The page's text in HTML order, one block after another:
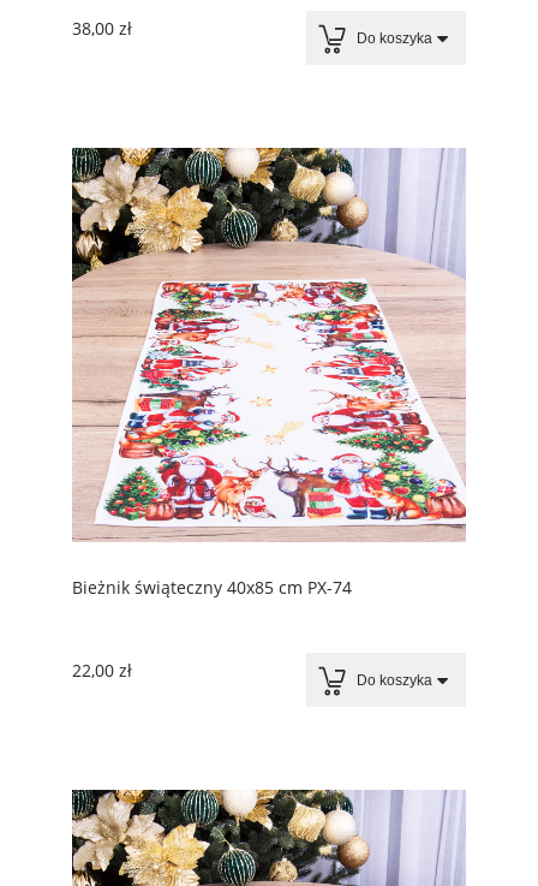
38,00 zł Do koszyka
Bieżnik świąteczny 40x85 cm PX-74
22,00 zł Do koszyka